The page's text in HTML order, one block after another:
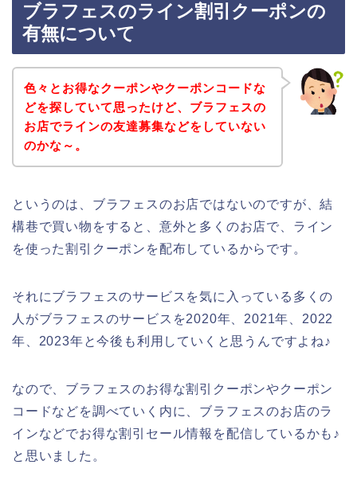
ブラフェスのライン割引クーポンの
有無について
色々とお得なクーポンやクーポンコードな
どを探していて思ったけど、ブラフェスの
お店でラインの友達募集などをしていない
のかな～。
というのは、ブラフェスのお店ではないのですが、結
構巷で買い物をすると、意外と多くのお店で、ライン
を使った割引クーポンを配布しているからです。
それにブラフェスのサービスを気に入っている多くの
人がブラフェスのサービスを2020年、2021年、2022
年、2023年と今後も利用していくと思うんですよね♪
なので、ブラフェスのお得な割引クーポンやクーポン
コードなどを調べていく内に、ブラフェスのお店のラ
インなどでお得な割引セール情報を配信しているかも♪
と思いました。